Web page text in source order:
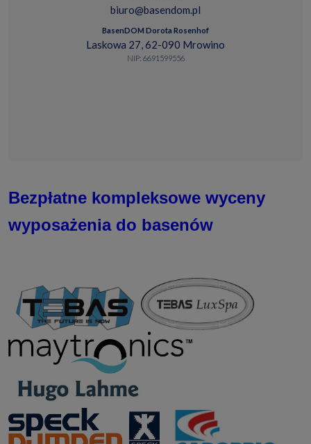
biuro@basendom.pl
BasenDOM Dorota Rosenhof
Laskowa 27, 62-090 Mrowino
NIP: 6691599556
Bezpłatne kompleksowe wyceny
wyposażenia do basenów